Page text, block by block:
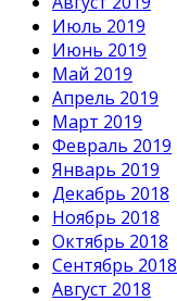
Июль 2019
Июнь 2019
Май 2019
Апрель 2019
Март 2019
Февраль 2019
Январь 2019
Декабрь 2018
Ноябрь 2018
Октябрь 2018
Сентябрь 2018
Август 2018